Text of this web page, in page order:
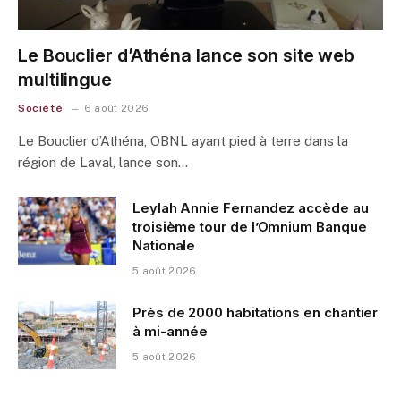
Le Bouclier d’Athéna lance son site web
multilingue
Société 6 août 2026
Le Bouclier d’Athéna, OBNL ayant pied à terre dans la
région de Laval, lance son…
Leylah Annie Fernandez accède au
troisième tour de l’Omnium Banque
Nationale
5 août 2026
Près de 2000 habitations en chantier
à mi-année
5 août 2026